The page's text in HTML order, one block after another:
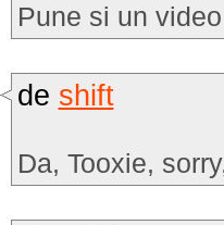
Pune si un
de shift
Da, Tooxie,